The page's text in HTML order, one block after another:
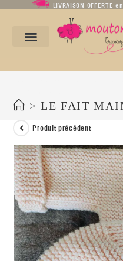
LIVRAISON
> LE FAIT
Produit précédent